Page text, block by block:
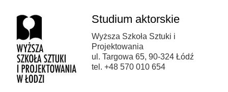
Studium aktorskie
Wyższa Szkoła Sztuki i
Projektowania
ul. Targowa 65, 90-324 Łódź
tel. +48 570 010 654